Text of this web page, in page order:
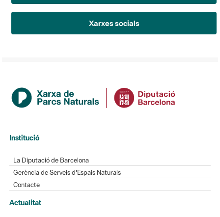
Xarxes socials
Institució
La Diputació de Barcelona
Gerència de Serveis d'Espais Naturals
Contacte
Actualitat